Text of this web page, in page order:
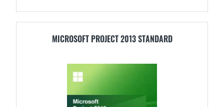
MICROSOFT PROJECT 2013 STANDARD